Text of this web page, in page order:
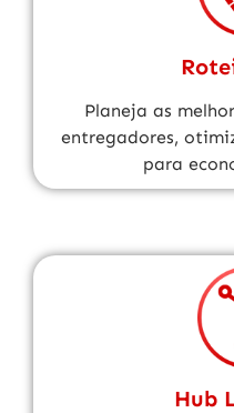
Planeja as
entregadores,
para
Hub